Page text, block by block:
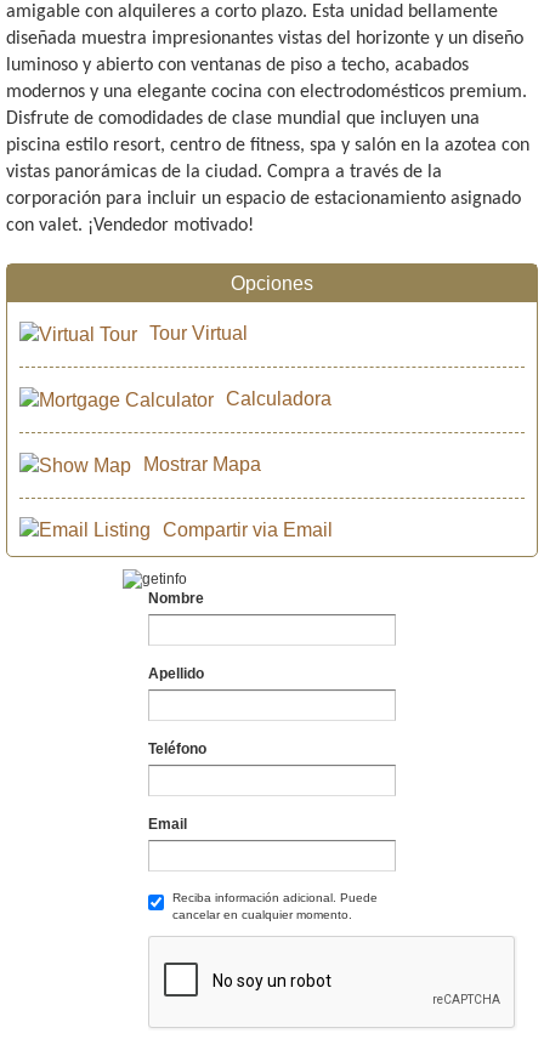
amigable con alquileres a corto plazo. Esta unidad bellamente
diseñada muestra impresionantes vistas del horizonte y un diseño
luminoso y abierto con ventanas de piso a techo, acabados
modernos y una elegante cocina con electrodomésticos premium.
Disfrute de comodidades de clase mundial que incluyen una
piscina estilo resort, centro de fitness, spa y salón en la azotea con
vistas panorámicas de la ciudad. Compra a través de la
corporación para incluir un espacio de estacionamiento asignado
con valet. ¡Vendedor motivado!
Opciones
Tour Virtual
Calculadora
Mostrar Mapa
Compartir via Email
Nombre
Apellido
Teléfono
Email
Reciba información adicional. Puede
cancelar en cualquier momento.